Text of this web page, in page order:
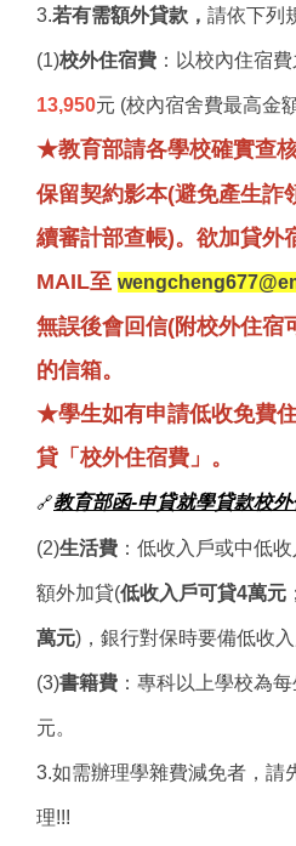
3.若有需額外貸款， 請依下列
(1)校外住宿費 ：以校內住宿
13,950元 (校內宿舍費最高金
★教育部請各學校確實查
保留契約影本(避免產生詐
續審計部查帳)。欲加貸外
MAIL至
無誤後會回信(附校外住宿
的信箱。
★學生如有申請低收免費
貸「校外住宿費」。
🔗教育部函-申貸就學貸款校
(2)生活費 ：低收入戶或中低
額外加貸(低收入戶可貸4萬元 ；
萬元)，銀行對保時要備低收
(3)書籍費 ：專科以上學校為
元。
3.如需辦理學雜費減免者，請
理!!!